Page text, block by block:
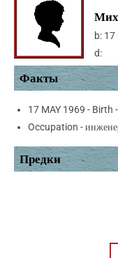
b: 17
d:
Факты
17 MAY 1969 - Birth -
Occupation -
Предки